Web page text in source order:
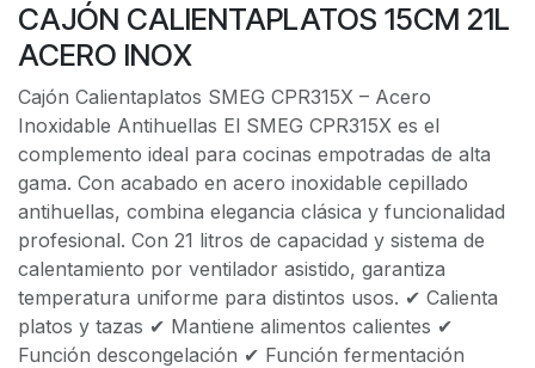
CAJÓN CALIENTAPLATOS 15CM 21L
ACERO INOX
Cajón Calientaplatos SMEG CPR315X – Acero
Inoxidable Antihuellas El SMEG CPR315X es el
complemento ideal para cocinas empotradas de alta
gama. Con acabado en acero inoxidable cepillado
antihuellas, combina elegancia clásica y funcionalidad
profesional. Con 21 litros de capacidad y sistema de
calentamiento por ventilador asistido, garantiza
temperatura uniforme para distintos usos. ✔ Calienta
platos y tazas ✔ Mantiene alimentos calientes ✔
Función descongelación ✔ Función fermentación